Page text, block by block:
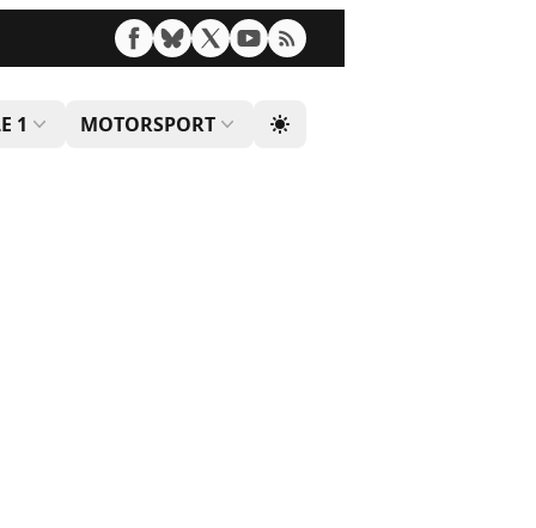
1 MOTORSPORT